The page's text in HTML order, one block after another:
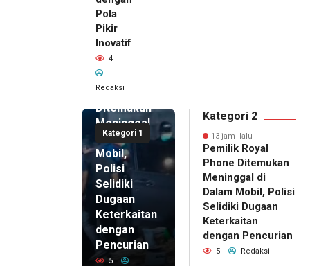
Pola
Pikir
Inovatif
4
Redaksi
Kategori 1
13 jam lalu
Pemilik
Royal
Phone
Ditemukan
Meninggal
di Dalam
Mobil,
Polisi
Selidiki
Dugaan
Keterkaitan
dengan
Pencurian
5
Kategori 2
13 jam lalu
Pemilik Royal
Phone Ditemukan
Meninggal di
Dalam Mobil, Polisi
Selidiki Dugaan
Keterkaitan
dengan Pencurian
5 Redaksi